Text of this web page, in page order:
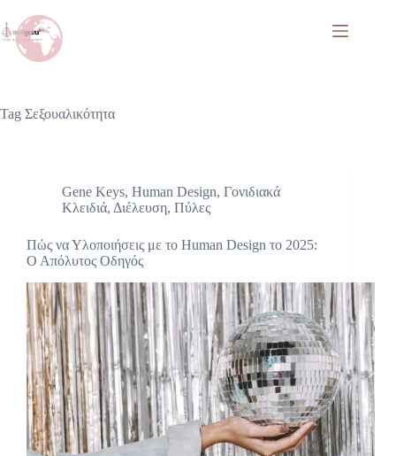
Tag Σεξουαλικότητα
Gene Keys, Human Design, Γονιδιακά
Κλειδιά, Διέλευση, Πύλες
Πώς να Υλοποιήσεις με το Human Design το 2025:
Ο Απόλυτος Οδηγός